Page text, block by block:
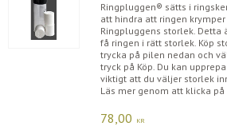
Ringpluggen® sätts i
att hindra att ringen
Ringpluggens storlek. Detta
få ringen i rätt storlek. Köp
trycka på pilen nedan och
tryck på Köp. Du kan
viktigt att du väljer storlek
Läs mer genom att klicka
78,00 KR